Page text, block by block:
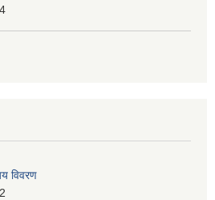
विवरण